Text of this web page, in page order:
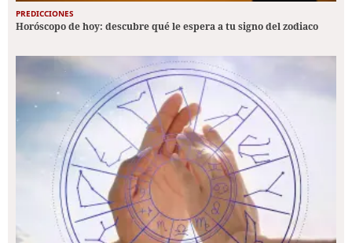
PREDICCIONES
Horóscopo de hoy: descubre qué le espera a tu signo del zodiaco